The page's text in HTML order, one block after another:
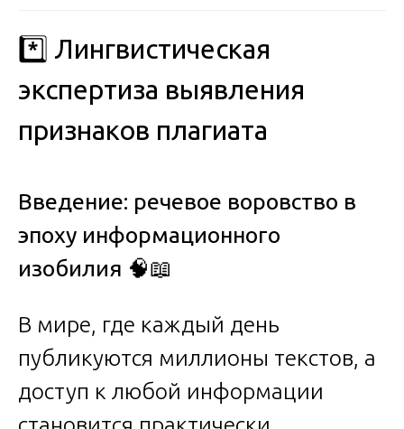
*️⃣ Лингвистическая
экспертиза выявления
признаков плагиата
Введение: речевое воровство в
эпоху информационного
изобилия 🧠📖
В мире, где каждый день
публикуются миллионы текстов, а
доступ к любой информации